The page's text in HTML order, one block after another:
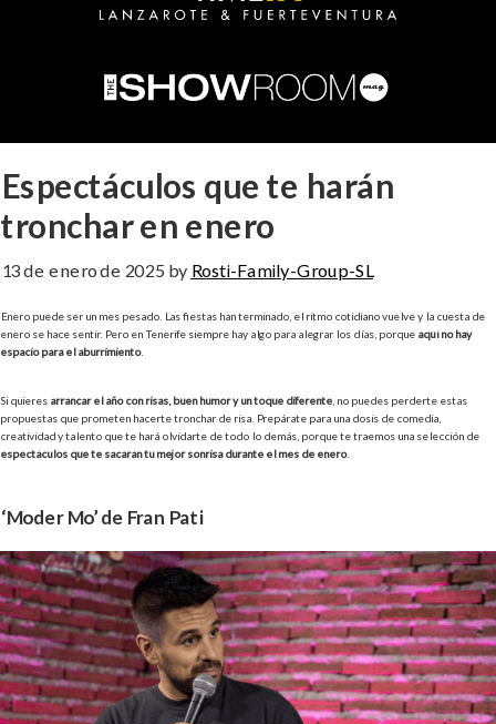
Espectáculos que te harán
tronchar en enero
13 de enero de 2025by Rosti-Family-Group-SL
Enero puede ser un mes pesado. Las fiestas han terminado, el ritmo cotidiano vuelve y la cuesta de
enero se hace sentir. Pero en Tenerife siempre hay algo para alegrar los días, porque aquí no hay
espacio para el aburrimiento.
Si quieres arrancar el año con risas, buen humor y un toque diferente , no puedes perderte estas
propuestas que prometen hacerte tronchar de risa. Prepárate para una dosis de comedia,
creatividad y talento que te hará olvidarte de todo lo demás, porque te traemos una selección de
espectáculos que te sacarán tu mejor sonrisa durante el mes de enero.
‘Moder Mo’ de Fran Pati